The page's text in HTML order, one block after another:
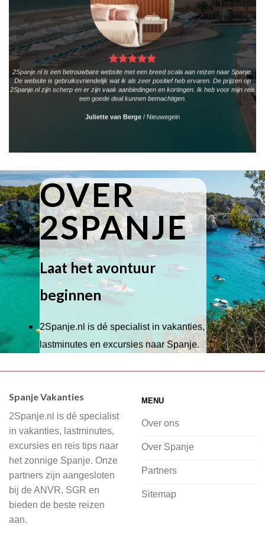
2Spanje.nl is een betrouwbare website met een breed scala aan reizen naar Spanje.
De website is gebruiksvriendelijk wat ik als zeer positief heb ervaren. De prijzen op
2Spanje.nl zijn scherp en er zijn vaak aanbiedingen en kortingen. Ik heb voor mijn reis
een goede deal kunnen bemachtigen.
Juliette van Berge / Nieuwegein
OVER
2SPANJE
Laat het avontuur
beginnen
2Spanje.nl is dé specialist in vakanties,
lastminutes en excursies naar Spanje.
Wij hebben een breed scala aan
of je nu wilt relaxen op het strand,
cultuur wilt ontdekken of avontuur zoekt
in de natuur.
Bij 2Spanje.nl begint de voorpret al
voordat je het vliegtuig instapt, door
inspiratie op te doen over dit zonnige
Spanje Vakanties
2Spanje.nl is dé specialist
in vakanties, lastminutes,
excursies en reis tips naar
het zonnige Spanje. Onze
partners zijn aangesloten
bij de ANVR, SGR en
bieden de beste reizen
aan.
MENU
Over ons
Over Spanje
Partners
Sitemap